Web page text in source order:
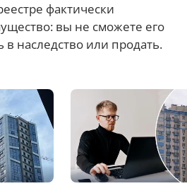
фактически
вы не сможете его
в наследство или продать.